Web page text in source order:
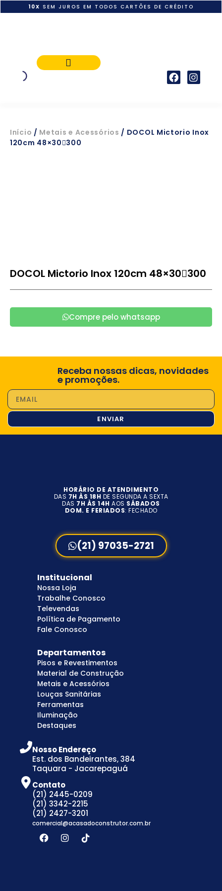
10X SEM JUROS EM TODOS CARTÕES DE CRÉDITO
Início / Metais e Acessórios / DOCOL Mictorio Inox
120cm 48×30300
DOCOL Mictorio Inox 120cm 48×30300
Compre pelo whatsapp
Receba nossas dicas, novidades
e promoções.
ENVIAR
HORÁRIO DE ATENDIMENTO
DAS 7H ÀS 18H DE SEGUNDA A SEXTA
DAS 7H ÀS 14H AOS SÁBADOS
DOM. E FERIADOS: FECHADO
(21) 97035-2721
Institucional
Nossa Loja
Trabalhe Conosco
Televendas
Política de Pagamento
Fale Conosco
Departamentos
Pisos e Revestimentos
Material de Construção
Metais e Acessórios
Louças Sanitárias
Ferramentas
Iluminação
Destaques
Nosso Endereço
Est. dos Bandeirantes, 384
Taquara - Jacarepaguá
Contato
(21) 2445-0209
(21) 3342-2215
(21) 2427-3201
comercial@acasadoconstrutor.com.br